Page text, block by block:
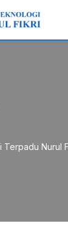
Nurul